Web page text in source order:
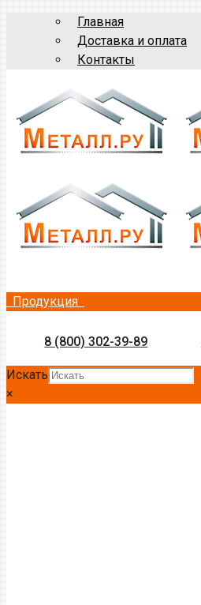
Главная
Доставка и оплата
Контакты
Продукция
8 (800) 302-39-89
Искать
×